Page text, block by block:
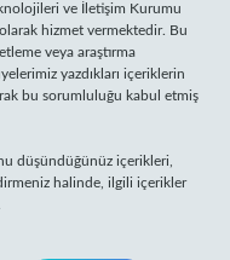
ve İletişim Kurumu
olarak hizmet vermektedir. Bu
veya araştırma
yazdıkları içeriklerin
bu sorumluluğu kabul etmiş
düşündüğünüz içerikleri,
halinde, ilgili içerikler